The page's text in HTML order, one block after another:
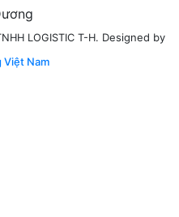
LOGISTIC T-H. Designed by
Việt Nam